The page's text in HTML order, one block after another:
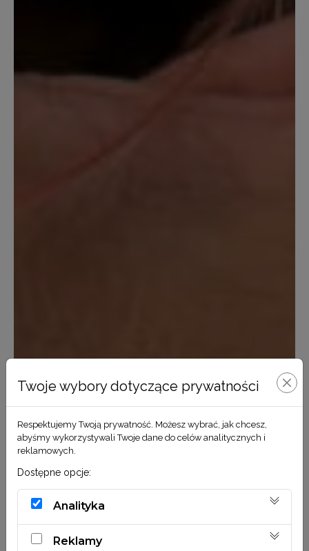
Twoje wybory dotyczące prywatności
Respektujemy Twoją prywatność. Możesz wybrać, jak chcesz,
abyśmy wykorzystywali Twoje dane do celów analitycznych i
reklamowych.
Dostępne opcje:
Analityka
Reklamy